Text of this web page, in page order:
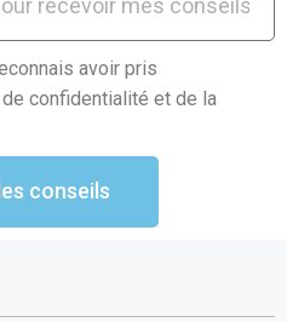
avoir pris
confidentialité et de la
conseils